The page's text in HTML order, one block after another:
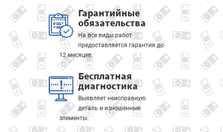
Гарантийные
обязательства
На все виды работ
предоставляется гарантия до
12 месяцев.
Бесплатная
диагностика
Выявляет неисправную
деталь и изношенные
элементы.